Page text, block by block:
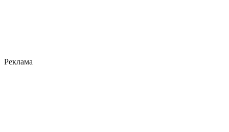
Реклама